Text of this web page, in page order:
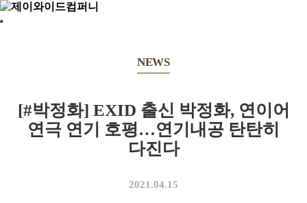
NEWS
[#박정화] EXID 출신 박정화, 연이어
연극 연기 호평…연기내공 탄탄히
다진다
2021.04.15